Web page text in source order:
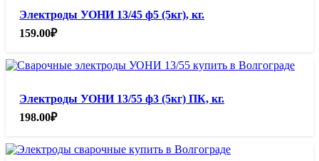
Электроды УОНИ 13/45 ф5 (5кг), кг.
159.00₽
Электроды УОНИ 13/55 ф3 (5кг) ПК, кг.
198.00₽